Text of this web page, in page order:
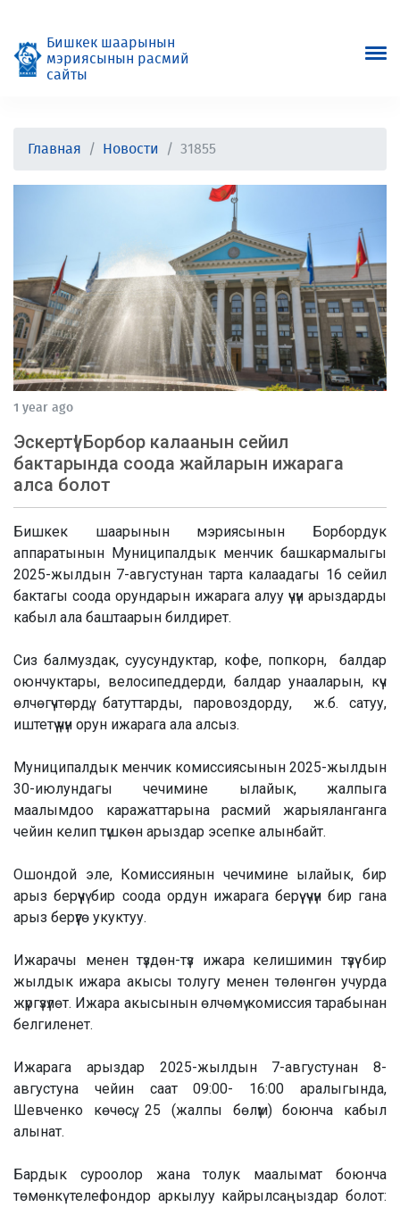
Бишкек шаарынын
мэриясынын расмий
сайты
Главная Новости 31855
1 year ago
Эскертүү! Борбор калаанын сейил
бактарында соода жайларын ижарага
алса болот
Бишкек шаарынын мэриясынын Борбордук
аппаратынын Муниципалдык менчик башкармалыгы
2025-жылдын 7-августунан тарта калаадагы 16 сейил
бактагы соода орундарын ижарага алуу үчүн арыздарды
кабыл ала баштаарын билдирет.
Сиз балмуздак, суусундуктар, кофе, попкорн, балдар
оюнчуктары, велосипеддерди, балдар унааларын, күч
өлчөгүчтөрдү, батуттарды, паровоздорду, ж.б. сатуу,
иштетүү үчүн орун ижарага ала алсыз.
Муниципалдык менчик комиссиясынын 2025-жылдын
30-июлундагы чечимине ылайык, жалпыга
маалымдоо каражаттарына расмий жарыяланганга
чейин келип түшкөн арыздар эсепке алынбайт.
Ошондой эле, Комиссиянын чечимине ылайык, бир
арыз берүүчү бир соода ордун ижарага берүү үчүн бир гана
арыз берүүгө укуктуу.
Ижарачы менен түздөн-түз ижара келишимин түзүү бир
жылдык ижара акысы толугу менен төлөнгөн учурда
жүргүзүлөт. Ижара акысынын өлчөмү комиссия тарабынан
белгиленет.
Ижарага арыздар 2025-жылдын 7-августунан 8-
августуна чейин саат 09:00- 16:00 аралыгында,
Шевченко көчөсү, 25 (жалпы бөлүм) боюнча кабыл
алынат.
Бардык суроолор жана толук маалымат боюнча
төмөнкү телефондор аркылуу кайрылсаңыздар болот: